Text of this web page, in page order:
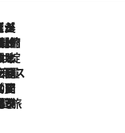
容”とは
Mサイズジップ】